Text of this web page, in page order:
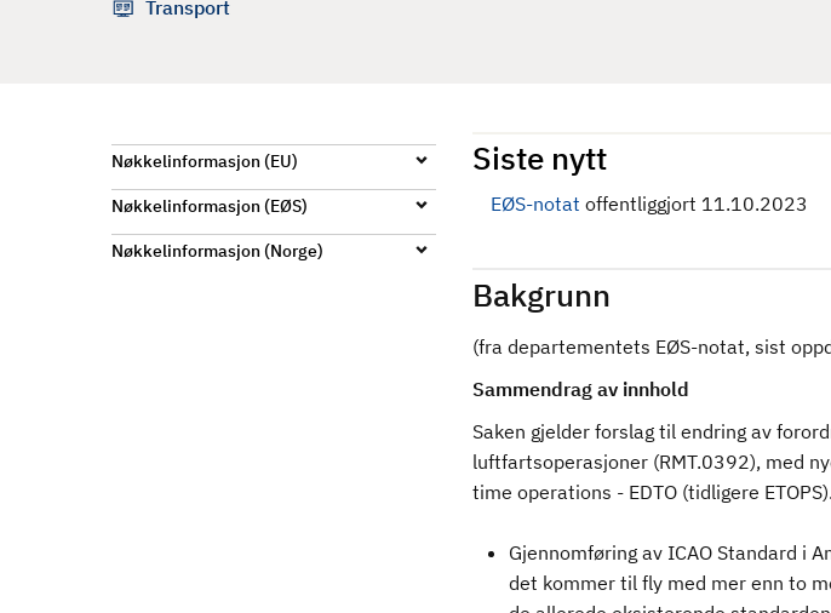
Transport
Nøkkelinformasjon (EU)
Nøkkelinformasjon (EØS)
Nøkkelinformasjon (Norge)
Siste nytt
EØS-notat offentliggjort 11.10.2023
Bakgrunn
(fra departementets EØS-notat, sist
Sammendrag av innhold
Saken gjelder forslag til endring av
luftfartsoperasjoner (RMT.0392), med
time operations - EDTO (tidligere
Gjennomføring av ICAO Standard i
det kommer til fly med mer enn to